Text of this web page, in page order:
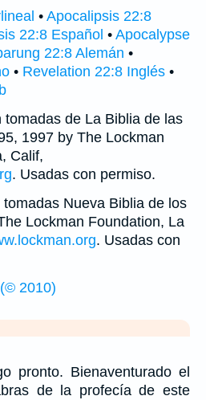
• Apocalipsis 22:8
22:8 Español • Apocalypse
22:8 Alemán •
• Revelation 22:8 Inglés •
de La Biblia de las
1997 by The Lockman
Calif,
. Usadas con permiso.
Nueva Biblia de los
Lockman Foundation, La
. Usadas con
2010)
pronto. Bienaventurado el
de la profecía de este